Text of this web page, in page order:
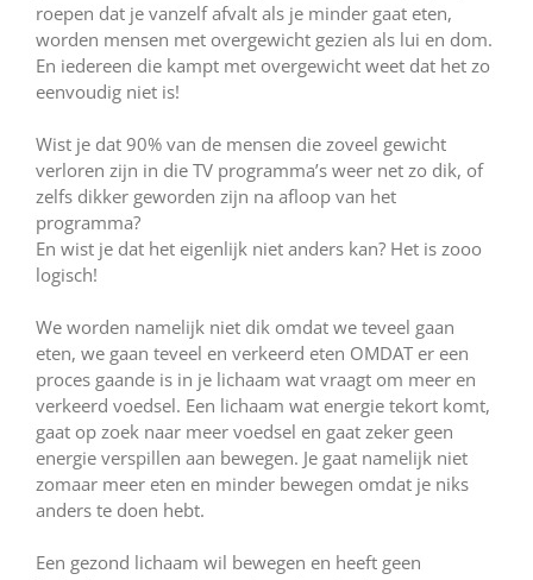
roepen dat je vanzelf afvalt als je minder gaat eten,
worden mensen met overgewicht gezien als lui en dom.
En iedereen die kampt met overgewicht weet dat het zo
eenvoudig niet is!
Wist je dat 90% van de mensen die zoveel gewicht
verloren zijn in die TV programma’s weer net zo dik, of
zelfs dikker geworden zijn na afloop van het
programma?
En wist je dat het eigenlijk niet anders kan? Het is zooo
logisch!
We worden namelijk niet dik omdat we teveel gaan
eten, we gaan teveel en verkeerd eten OMDAT er een
proces gaande is in je lichaam wat vraagt om meer en
verkeerd voedsel. Een lichaam wat energie tekort komt,
gaat op zoek naar meer voedsel en gaat zeker geen
energie verspillen aan bewegen. Je gaat namelijk niet
zomaar meer eten en minder bewegen omdat je niks
anders te doen hebt.
Een gezond lichaam wil bewegen en heeft geen